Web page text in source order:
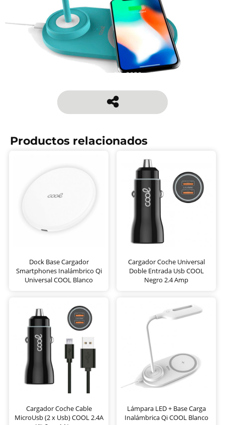
Productos relacionados
Dock Base Cargador
Smartphones Inalámbrico Qi
Universal COOL Blanco
Cargador Coche Universal
Doble Entrada Usb COOL
Negro 2.4 Amp
Cargador Coche Cable
MicroUsb (2 x Usb) COOL 2.4A
Lámpara LED + Base Carga
Inalámbrica Qi COOL Blanco